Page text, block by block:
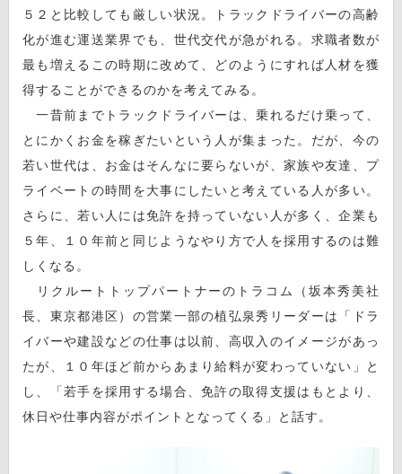
５２と比較しても厳しい状況。トラックドライバーの高齢
化が進む運送業界でも、世代交代が急がれる。求職者数が
最も増えるこの時期に改めて、どのようにすれば人材を獲
得することができるのかを考えてみる。
一昔前までトラックドライバーは、乗れるだけ乗って、
とにかくお金を稼ぎたいという人が集まった。だが、今の
若い世代は、お金はそんなに要らないが、家族や友達、プ
ライベートの時間を大事にしたいと考えている人が多い。
さらに、若い人には免許を持っていない人が多く、企業も
５年、１０年前と同じようなやり方で人を採用するのは難
しくなる。
リクルートトップパートナーのトラコム（坂本秀美社
長、東京都港区）の営業一部の植弘泉秀リーダーは「ドラ
イバーや建設などの仕事は以前、高収入のイメージがあっ
たが、１０年ほど前からあまり給料が変わっていない」と
し、「若手を採用する場合、免許の取得支援はもとより、
休日や仕事内容がポイントとなってくる」と話す。